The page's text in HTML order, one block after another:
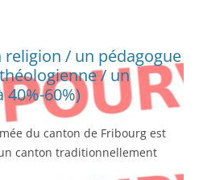
religion / un pédagogue
/ un
60%)
du canton de Fribourg est
canton traditionnellement